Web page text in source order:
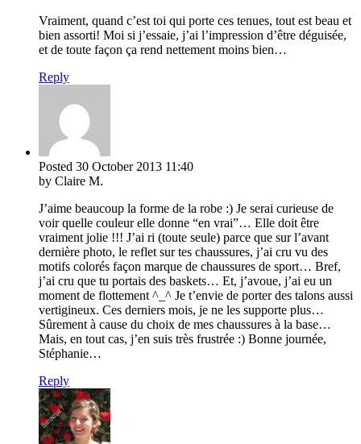
Vraiment, quand c’est toi qui porte ces tenues, tout est beau et
bien assorti! Moi si j’essaie, j’ai l’impression d’être déguisée,
et de toute façon ça rend nettement moins bien…
Reply
Posted 30 October 2013 11:40
by Claire M.
J’aime beaucoup la forme de la robe :) Je serai curieuse de
voir quelle couleur elle donne “en vrai”… Elle doit être
vraiment jolie !!! J’ai ri (toute seule) parce que sur l’avant
dernière photo, le reflet sur tes chaussures, j’ai cru vu des
motifs colorés façon marque de chaussures de sport… Bref,
j’ai cru que tu portais des baskets… Et, j’avoue, j’ai eu un
moment de flottement ^_^ Je t’envie de porter des talons aussi
vertigineux. Ces derniers mois, je ne les supporte plus…
Sûrement à cause du choix de mes chaussures à la base…
Mais, en tout cas, j’en suis très frustrée :) Bonne journée,
Stéphanie…
Reply